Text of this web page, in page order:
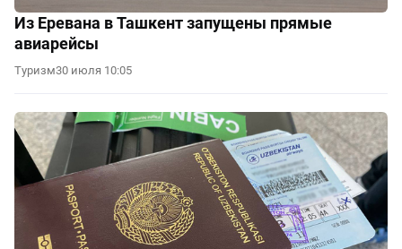
Из Еревана в Ташкент запущены прямые
авиарейсы
Туризм30 июля 10:05